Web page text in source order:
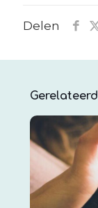
Delen
Gerelateerd